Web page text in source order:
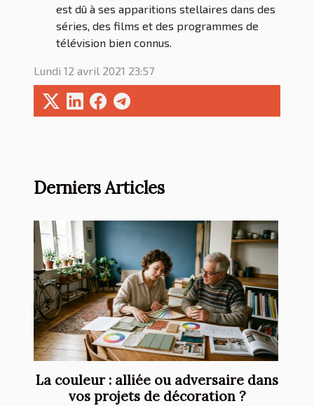
est dû à ses apparitions stellaires dans des
séries, des films et des programmes de
télévision bien connus.
Lundi 12 avril 2021 23:57
Derniers Articles
La couleur : alliée ou adversaire dans
vos projets de décoration ?